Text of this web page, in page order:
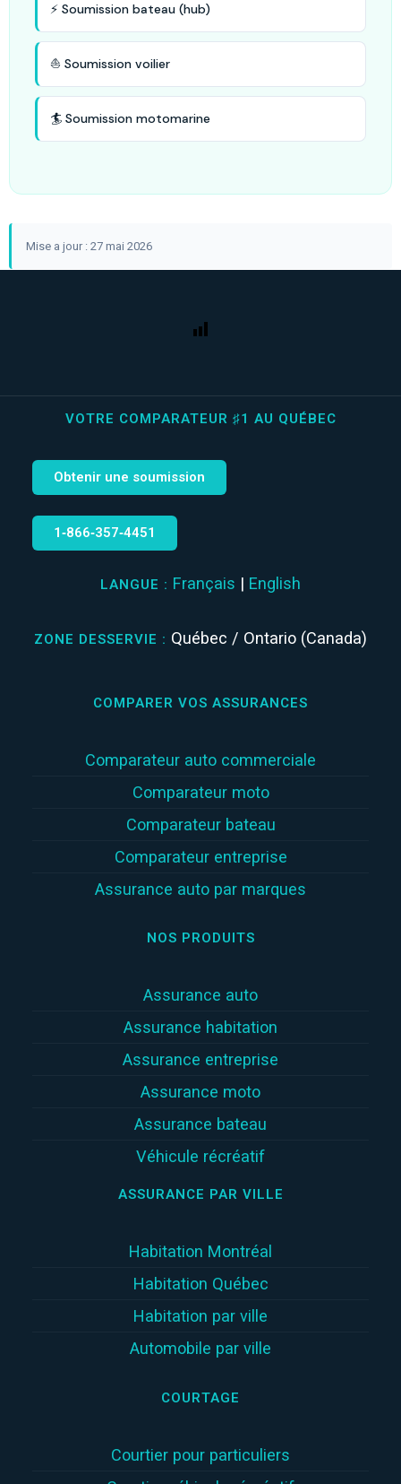
⚡ Soumission bateau (hub)
⛵ Soumission voilier
🏄 Soumission motomarine
Mise a jour : 27 mai 2026
VOTRE COMPARATEUR ♯1 AU QUÉBEC
Obtenir une soumission
1‑866‑357‑4451
LANGUE : Français | English
ZONE DESSERVIE : Québec / Ontario (Canada)
COMPARER VOS ASSURANCES
Comparateur auto commerciale
Comparateur moto
Comparateur bateau
Comparateur entreprise
Assurance auto par marques
NOS PRODUITS
Assurance auto
Assurance habitation
Assurance entreprise
Assurance moto
Assurance bateau
Véhicule récréatif
ASSURANCE PAR VILLE
Habitation Montréal
Habitation Québec
Habitation par ville
Automobile par ville
COURTAGE
Courtier pour particuliers